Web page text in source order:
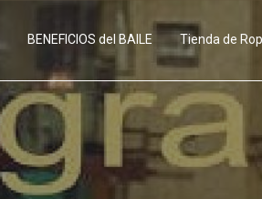
BENEFICIOS del BAILE Tienda de